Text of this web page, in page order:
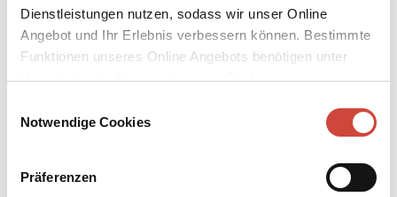
Dienstleistungen nutzen, sodass wir unser Online
Angebot und Ihr Erlebnis verbessern können. Bestimmte
Funktionen unseres Online Angebots benötigen unter
Umständen die Verwendung von Cookies von
Notwendige Cookies
Präferenzen
Kaufen
Kind ohne Namen
Heimatdorf zurück. Sie ist schwanger, doch niemand soll das